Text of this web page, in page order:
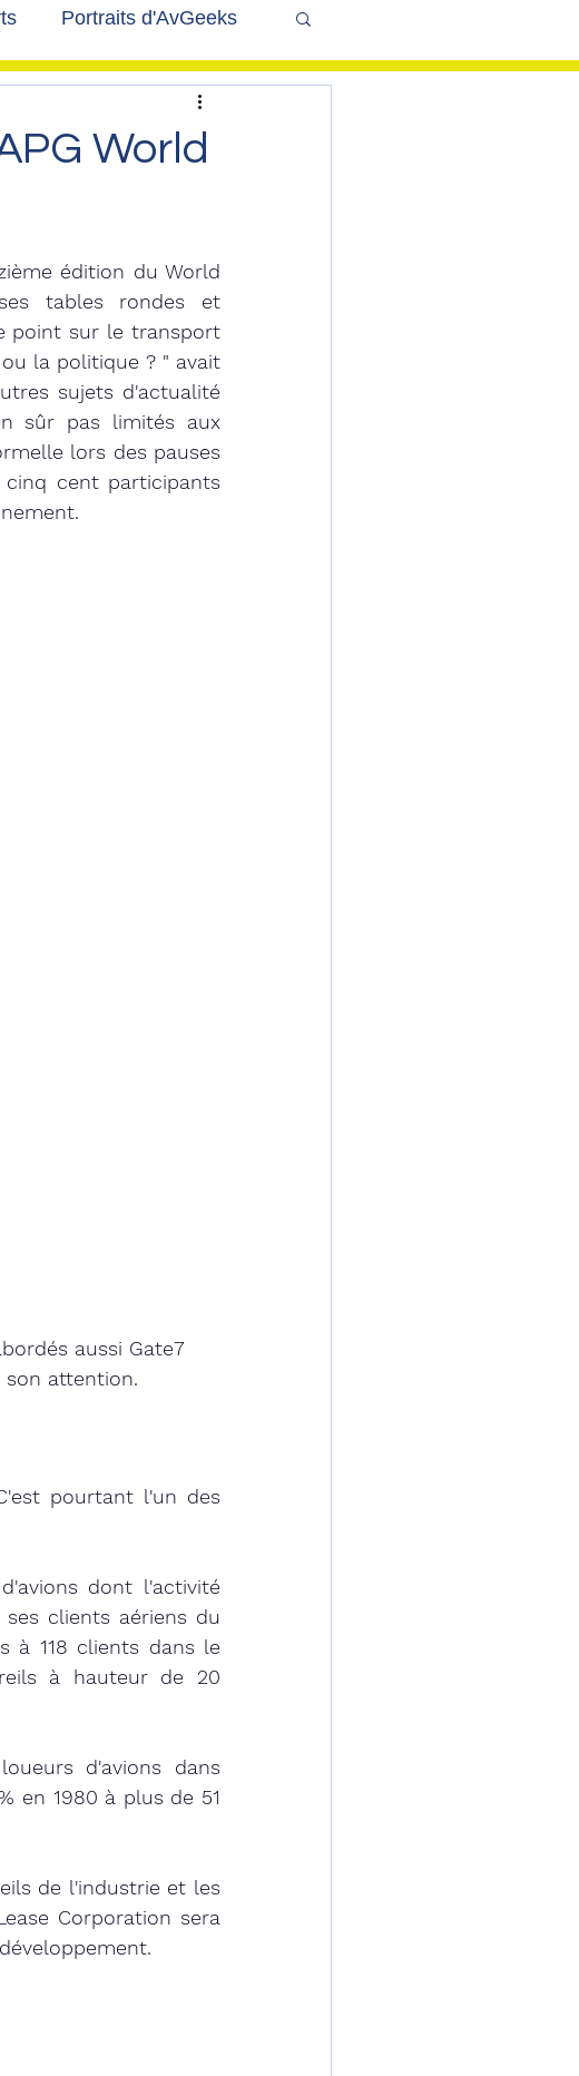
Portraits d'AvGeeks
Coté Coulisses
World
édition du World
tables rondes et
point sur le transport
la politique ? " avait
sujets d'actualité
sûr pas limités aux
lors des pauses
cinq cent participants
aussi Gate7
attention.
pourtant l'un des
dont l'activité
clients aériens du
à 118 clients dans le
à hauteur de 20
d'avions dans
en 1980 à plus de 51
de l'industrie et les
Corporation sera